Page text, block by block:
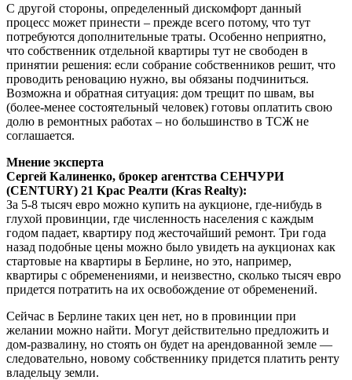
С другой стороны, определенный дискомфорт данный
процесс может принести – прежде всего потому, что тут
потребуются дополнительные траты. Особенно неприятно,
что собственник отдельной квартиры тут не свободен в
принятии решения: если собрание собственников решит, что
проводить реновацию нужно, вы обязаны подчиниться.
Возможна и обратная ситуация: дом трещит по швам, вы
(более-менее состоятельный человек) готовы оплатить свою
долю в ремонтных работах – но большинство в ТСЖ не
соглашается.
Мнение эксперта
Сергей Калиненко, брокер агентства СЕНЧУРИ
(CENTURY) 21 Крас Реалти (Kras Realty):
За 5-8 тысяч евро можно купить на аукционе, где-нибудь в
глухой провинции, где численность населения с каждым
годом падает, квартиру под жесточайший ремонт. Три года
назад подобные цены можно было увидеть на аукционах как
стартовые на квартиры в Берлине, но это, например,
квартиры с обременениями, и неизвестно, сколько тысяч евро
придется потратить на их освобождение от обременений.
Сейчас в Берлине таких цен нет, но в провинции при
желании можно найти. Могут действительно предложить и
дом-развалину, но стоять он будет на арендованной земле —
следовательно, новому собственнику придется платить ренту
владельцу земли.